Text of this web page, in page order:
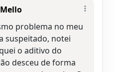
problema no meu
suspeitado, notei
o aditivo do
desceu de forma